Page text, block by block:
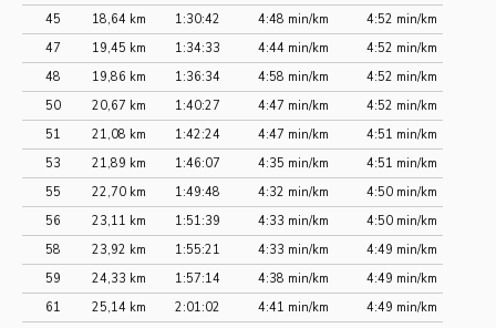
45
18,64 km 1:30:42 4:48 min/km
4:52 min/km
47
19,45 km 1:34:33 4:44 min/km
4:52 min/km
48
19,86 km 1:36:34 4:58 min/km
4:52 min/km
50
20,67 km 1:40:27 4:47 min/km
4:52 min/km
51
21,08 km 1:42:24 4:47 min/km
4:51 min/km
53
21,89 km 1:46:07 4:35 min/km
4:51 min/km
55
22,70 km 1:49:48 4:32 min/km
4:50 min/km
56
23,11 km 1:51:39 4:33 min/km
4:50 min/km
58
23,92 km 1:55:21 4:33 min/km
4:49 min/km
59
24,33 km 1:57:14 4:38 min/km
4:49 min/km
61
25,14 km 2:01:02 4:41 min/km
4:49 min/km